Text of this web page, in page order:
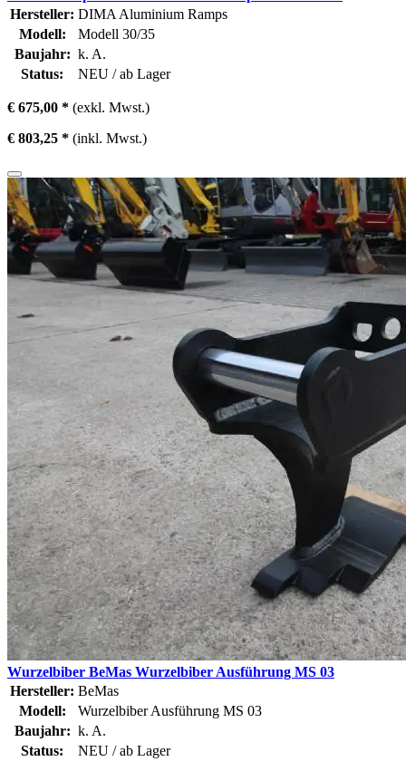
Hersteller: DIMA Aluminium Ramps
Modell:
Modell 30/35
Baujahr: k. A.
Status:
NEU / ab Lager
€ 675,00 * (exkl. Mwst.)
€ 803,25 * (inkl. Mwst.)
Wurzelbiber BeMas Wurzelbiber Ausführung MS 03
Hersteller: BeMas
Modell:
Wurzelbiber Ausführung MS 03
Baujahr: k. A.
Status:
NEU / ab Lager